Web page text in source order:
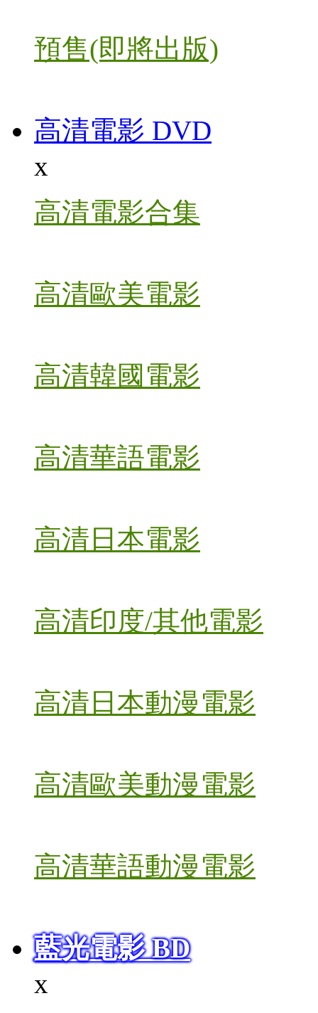
預售(即將出版)
高清電影 DVD
x
高清電影合集
高清歐美電影
高清韓國電影
高清華語電影
高清日本電影
高清印度/其他電影
高清日本動漫電影
高清歐美動漫電影
高清華語動漫電影
藍光電影 BD
x